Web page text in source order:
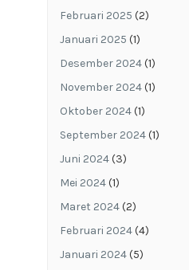
Februari 2025 (2)
Januari 2025 (1)
Desember 2024(1)
November 2024(1)
Oktober 2024(1)
September 2024(1)
Juni 2024(3)
Mei 2024(1)
Maret 2024(2)
Februari 2024(4)
Januari 2024(5)